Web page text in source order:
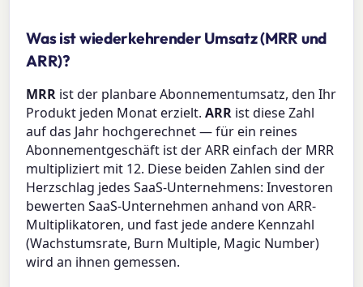
Was ist wiederkehrender Umsatz (MRR und
ARR)?
MRR ist der planbare Abonnementumsatz, den Ihr
Produkt jeden Monat erzielt.ARR ist diese Zahl
auf das Jahr hochgerechnet — für ein reines
Abonnementgeschäft ist der ARR einfach der MRR
multipliziert mit 12. Diese beiden Zahlen sind der
Herzschlag jedes SaaS-Unternehmens: Investoren
bewerten SaaS-Unternehmen anhand von ARR-
Multiplikatoren, und fast jede andere Kennzahl
(Wachstumsrate, Burn Multiple, Magic Number)
wird an ihnen gemessen.